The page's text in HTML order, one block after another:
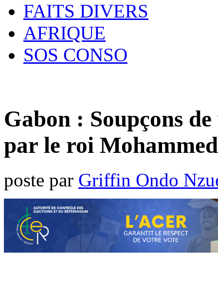
FAITS DIVERS
AFRIQUE
SOS CONSO
Gabon : Soupçons
par le roi
poste par Griffin Ondo